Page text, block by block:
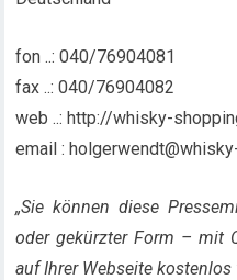
fon ..: 040/76904081
fax ..: 040/76904082
web ..: http://whisky-
email :
„Sie können diese
oder gekürzter Form – mit
auf Ihrer Webseite kostenlos